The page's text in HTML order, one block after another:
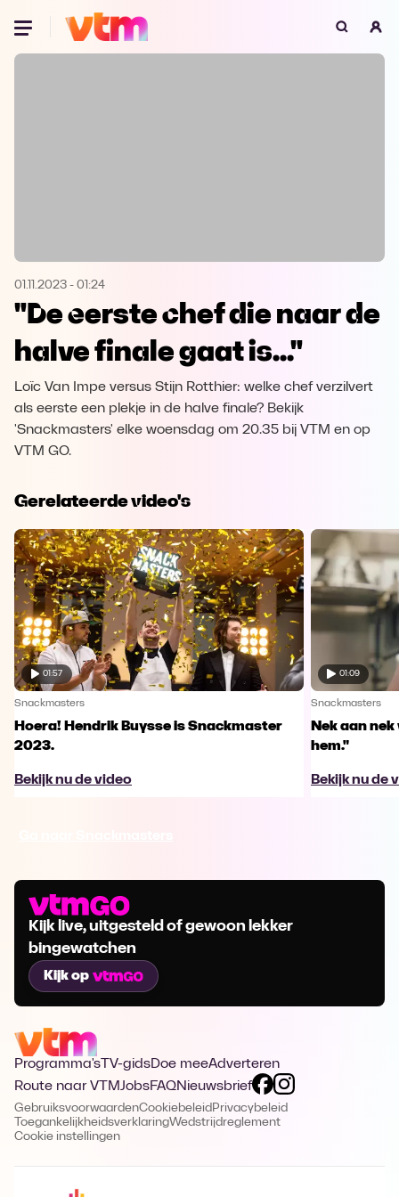
Oeps, browser niet ondersteund
Microsoft Edge Download
Opera Download
01.11.2023 - 01:24
"De eerste chef die naar de
halve finale gaat is..."
Loïc Van Impe versus Stijn Rotthier: welke chef verzilvert
als eerste een plekje in de halve finale? Bekijk
'Snackmasters' elke woensdag om 20.35 bij VTM en op
VTM GO.
Gerelateerde video's
01:57
Snackmasters
Hoera! Hendrik Buysse is Snackmaster
2023.
Bekijk nu de video
01:09
Snackmasters
Nek aan
hem."
Bekijk nu de
Kijk live, uitgesteld of gewoon lekker
bingewatchen
Kijk op
Programma's TV-gidsDoe meeAdverteren
Route naar VTMJobsFAQNieuwsbrief
GebruiksvoorwaardenCookiebeleid Privacybeleid
ToegankelijkheidsverklaringWedstrijdreglement
Cookie instellingen